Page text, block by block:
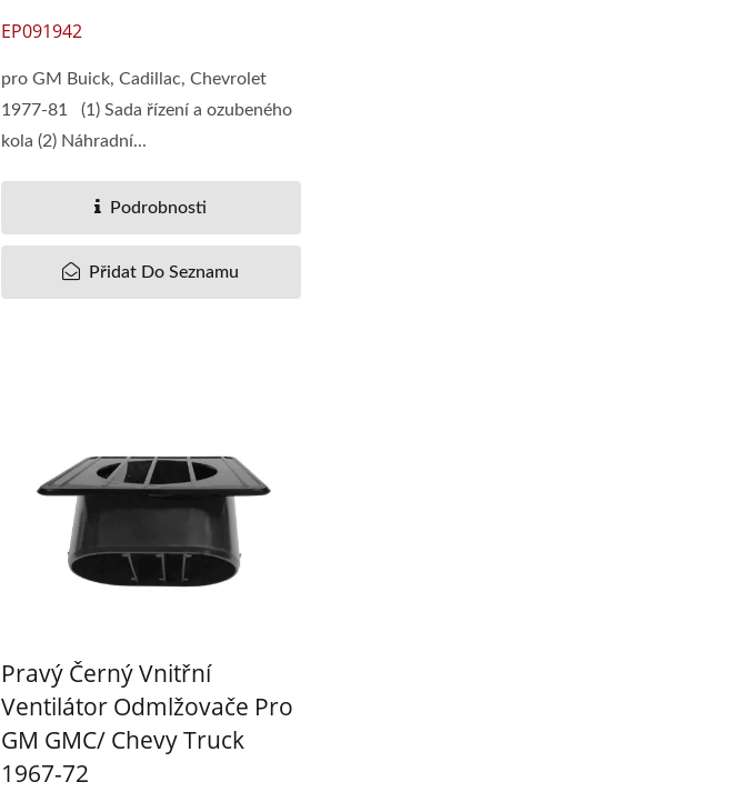
EP091942
pro GM Buick, Cadillac, Chevrolet
1977-81 (1) Sada řízení a ozubeného
kola (2) Náhradní...
Podrobnosti
Přidat Do Seznamu
Pravý Černý Vnitřní
Ventilátor Odmlžovače Pro
GM GMC/ Chevy Truck
1967-72